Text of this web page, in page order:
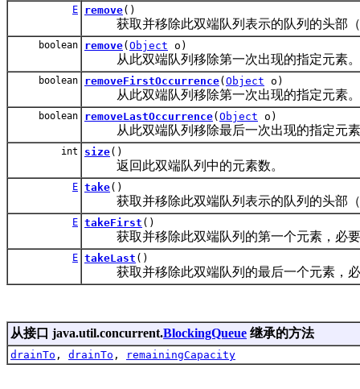
E remove()
获取并移除此双端队列表示的队列的头部（
boolean remove( Object o)
从此双端队列移除第一次出现的指定元素。
boolean removeFirstOccurrence( Object o)
从此双端队列移除第一次出现的指定元素。
boolean removeLastOccurrence( Object o)
从此双端队列移除最后一次出现的指定元
int size()
返回此双端队列中的元素数。
E take()
获取并移除此双端队列表示的队列的头部（
E takeFirst ()
获取并移除此双端队列的第一个元素，必要
E takeLast ()
获取并移除此双端队列的最后一个元素，必
从接口 java.util.concurrent.BlockingQueue 继承的方法
drainTo , drainTo , remainingCapacity